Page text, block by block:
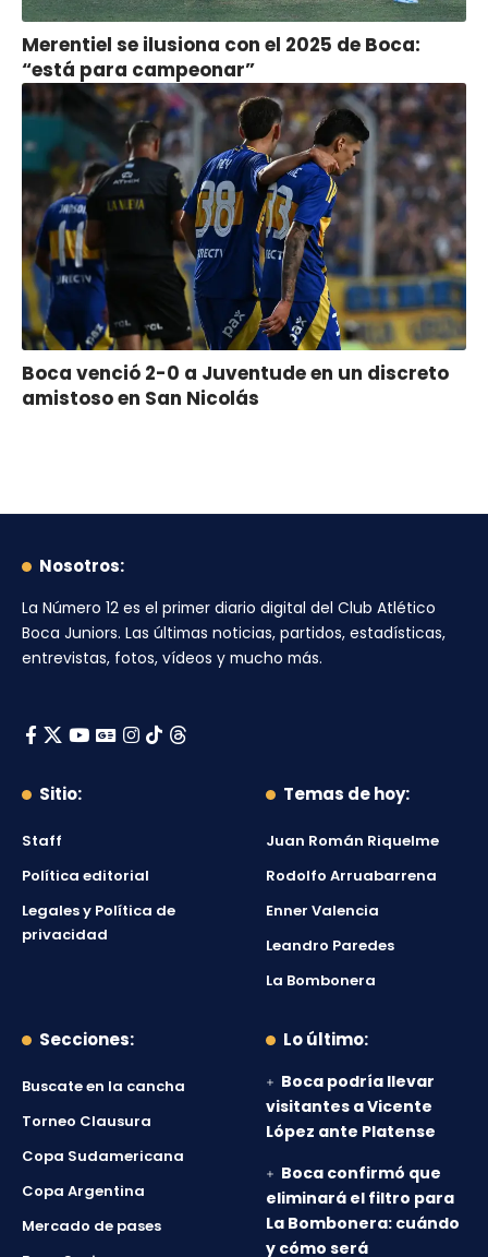
Merentiel se ilusiona con el 2025 de Boca:
“está para campeonar”
Boca venció 2-0 a Juventude en un discreto
amistoso en San Nicolás
Nosotros:
La Número 12 es el primer diario digital del Club Atlético
Boca Juniors. Las últimas noticias, partidos, estadísticas,
entrevistas, fotos, vídeos y mucho más.
Sitio:
Staff
Política editorial
Legales y Política de
privacidad
Temas de hoy:
Juan Román Riquelme
Rodolfo Arruabarrena
Enner Valencia
Leandro Paredes
La Bombonera
Secciones:
Buscate en la cancha
Torneo Clausura
Copa Sudamericana
Copa Argentina
Mercado de pases
Lo último:
Boca podría llevar
visitantes a Vicente
López ante Platense
Boca confirmó que
eliminará el filtro para
La Bombonera: cuándo
y cómo será